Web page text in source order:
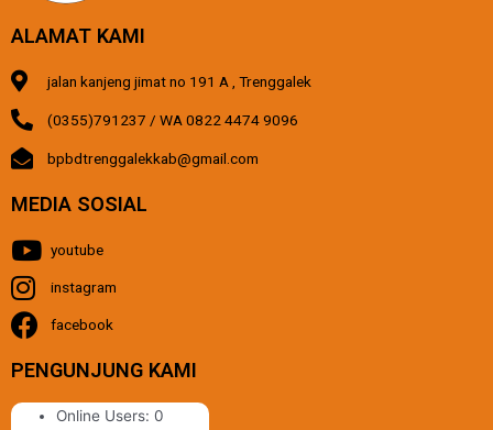
ALAMAT KAMI
jalan kanjeng jimat no 191 A , Trenggalek
(0355)791237 / WA 0822 4474 9096
bpbdtrenggalekkab@gmail.com
MEDIA SOSIAL
youtube
instagram
facebook
PENGUNJUNG KAMI
Online Users:0